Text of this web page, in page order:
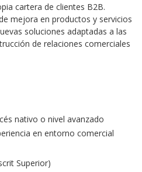
cartera de clientes B2B.
mejora en productos y servicios
soluciones adaptadas a las
de relaciones comerciales
nativo o nivel avanzado
en entorno comercial
Superior)